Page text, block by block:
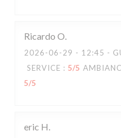
Ricardo O
2026-06-29 - 12:45 -
SERVICE : 5/5
5/5
eric H